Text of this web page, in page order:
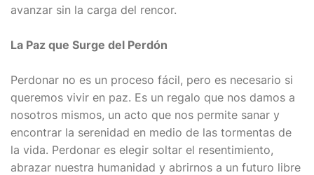
avanzar sin la carga del rencor.
La Paz que Surge del Perdón
Perdonar no es un proceso fácil, pero es necesario si
queremos vivir en paz. Es un regalo que nos damos a
nosotros mismos, un acto que nos permite sanar y
encontrar la serenidad en medio de las tormentas de
la vida. Perdonar es elegir soltar el resentimiento,
abrazar nuestra humanidad y abrirnos a un futuro libre